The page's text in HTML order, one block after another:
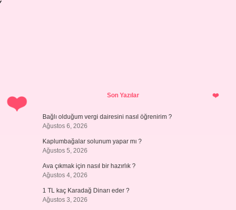
SidebarSon Yazılar
Bağlı olduğum vergi dairesini nasıl öğrenirim ?
Ağustos 6, 2026
Kaplumbağalar solunum yapar mı ?
Ağustos 5, 2026
Ava çıkmak için nasıl bir hazırlık ?
Ağustos 4, 2026
1 TL kaç Karadağ Dinarı eder ?
Ağustos 3, 2026